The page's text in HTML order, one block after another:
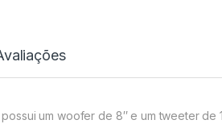
um woofer de 8″ e um tweeter de